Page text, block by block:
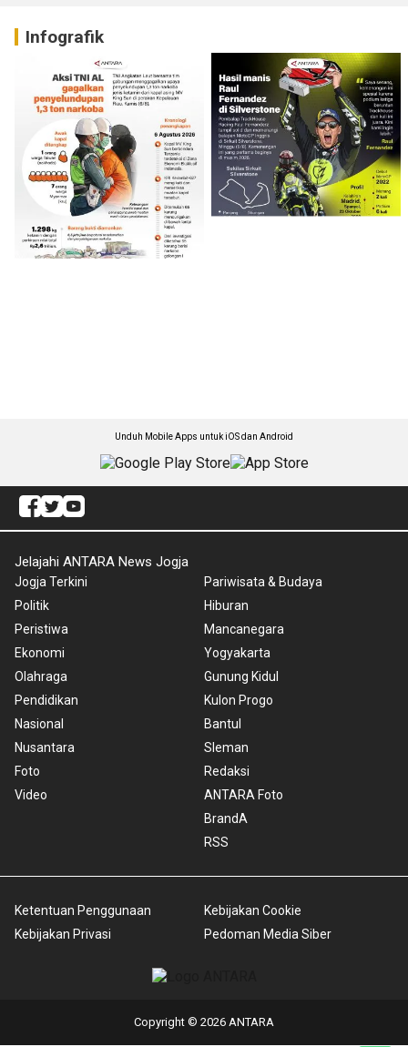
Infografik
Unduh Mobile Apps untuk iOS dan Android
Jelajahi ANTARA News Jogja
Jogja Terkini
Politik
Peristiwa
Ekonomi
Olahraga
Pendidikan
Nasional
Nusantara
Foto
Video
Pariwisata & Budaya
Hiburan
Mancanegara
Yogyakarta
Gunung Kidul
Kulon Progo
Bantul
Sleman
Redaksi
ANTARA Foto
BrandA
RSS
Ketentuan Penggunaan
Kebijakan Privasi
Kebijakan Cookie
Pedoman Media Siber
Copyright © 2026 ANTARA